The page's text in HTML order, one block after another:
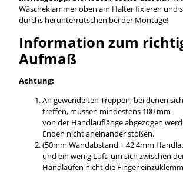
Wäscheklammer oben am Halter fixieren und
durchs herunterrutschen bei der Montage!
Information zum
Aufmaß
Achtung:
An gewendelten Treppen, bei denen
treffen, müssen mindestens 100 mm
von der Handlauflänge abgezogen
Enden nicht aneinander stoßen.
(50mm Wandabstand + 42,4mm
und ein wenig Luft, um sich zwischen
Handläufen nicht die Finger